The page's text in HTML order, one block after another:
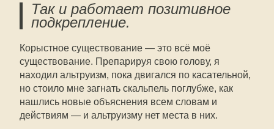
Так и работает позитивное
подкрепление.
Корыстное существование — это всё моё
существование. Препарируя свою голову, я
находил альтруизм, пока двигался по касательной,
но стоило мне загнать скальпель поглубже, как
нашлись новые объяснения всем словам и
действиям — и альтруизму нет места в них.